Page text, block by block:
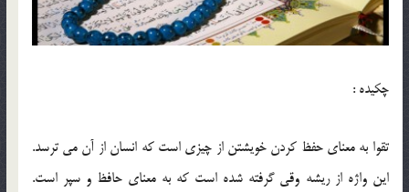
چکیده :
تقوا به معناي حفظ كردن خويشتن از چيزي است كه انسان از آن مي ترسد.
اين واژه از ريشه وقي گرفته شده است كه به معناي حافظ و سپر است.